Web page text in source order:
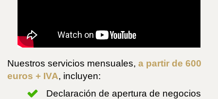
Nuestros servicios mensuales, a partir de 600
euros + IVA, incluyen:
Declaración de apertura de negocios